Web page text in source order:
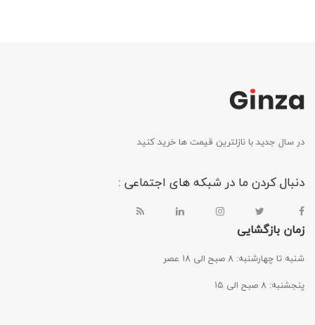
در سال جدید با نازلترین قیمت ها خرید کنید
دنبال کردن ما در شبکه های اجتماعی :
زمان بازگشایی
شنبه تا چهارشنبه: ۸ صبح الی ۱۸ عصر
پنجشنبه: ۸ صبح الی ۱۵